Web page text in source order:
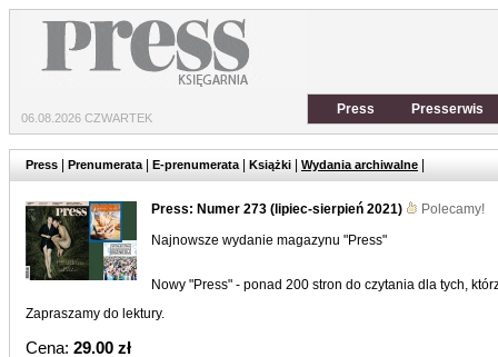
06.08.2026 CZWARTEK
Press Presserwis
Press Prenumerata| E-prenumerata| Książki Wydania archiwalne
Press: Numer 273 (lipiec-sierpień 2021)
Polecamy!
Najnowsze wydanie magazynu "Press"
Nowy "Press" - ponad 200 stron do czytania dla tych,
Zapraszamy do lektury.
Cena: 29.00 zł